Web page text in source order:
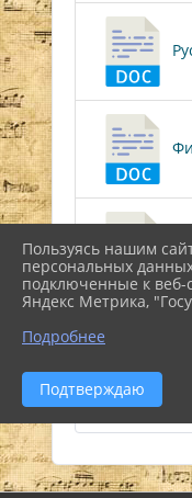
Пользуясь нашим
персональных
подключенные к веб-
Яндекс Метрика,
Подробнее
Подтверждаю